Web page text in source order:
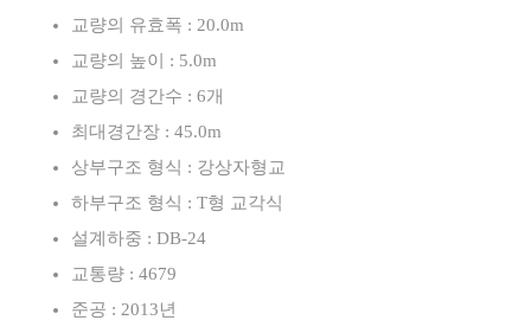
교량의 유효폭 : 20.0m
교량의 높이 : 5.0m
교량의 경간수 : 6개
최대경간장 : 45.0m
상부구조 형식 : 강상자형교
하부구조 형식 : T형 교각식
설계하중 : DB-24
교통량 : 4679
준공 : 2013년